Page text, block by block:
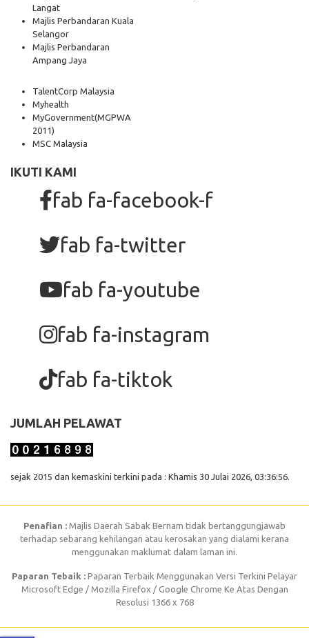
Langat
Majlis Perbandaran Kuala
Selangor
Majlis Perbandaran
Ampang Jaya
TalentCorp Malaysia
Myhealth
MyGovernment(MGPWA
2011)
MSC Malaysia
IKUTI KAMI
fab fa-facebook-f
fab fa-twitter
fab fa-youtube
fab fa-instagram
fab fa-tiktok
JUMLAH PELAWAT
sejak 2015 dan kemaskini terkini pada : Khamis 30 Julai 2026, 03:36:56.
Penafian : Majlis Daerah Sabak Bernam tidak bertanggungjawab
terhadap sebarang kehilangan atau kerosakan yang dialami kerana
menggunakan maklumat dalam laman ini.
Paparan Tebaik : Paparan Terbaik Menggunakan Versi Terkini Pelayar
Microsoft Edge / Mozilla Firefox / Google Chrome Ke Atas Dengan
Resolusi 1366 x 768